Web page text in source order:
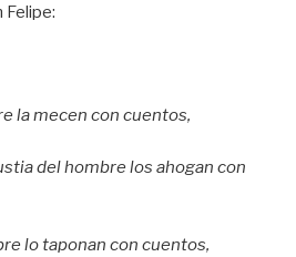
Felipe:
la mecen con cuentos,
del hombre los ahogan con
lo taponan con cuentos,